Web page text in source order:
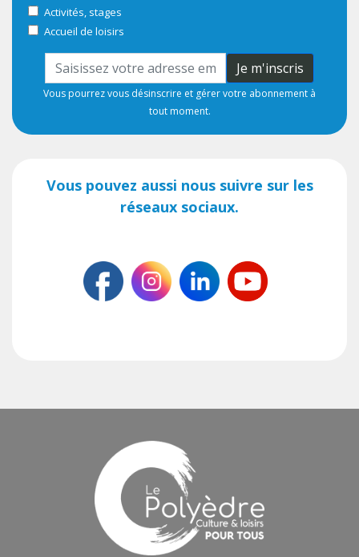
Activités, stages
Accueil de loisirs
Je m'inscris
Vous pourrez vous désinscrire et gérer votre abonnement à
tout moment.
Vous pouvez aussi nous suivre sur les
réseaux sociaux.